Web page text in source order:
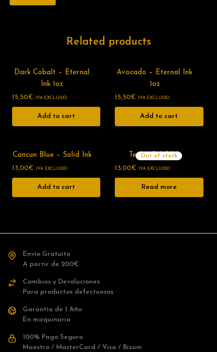
Related products
Dark Cobalt – Eternal
Ink 1oz
15,50€ IVA EXCLUIDO
Add to cart
Avocado – Eternal Ink
1oz
15,50€ IVA EXCLUIDO
Add to cart
Cancun Blue – Solid Ink
13,00€ IVA EXCLUIDO
Add to cart
Out of stock
Teal – Solid Ink
13,00€ IVA EXCLUIDO
Read more
Envío Gratuito
A partir de 200€
Cambios y Devoluciones
Para productos defectuosos
Garantía de 1 Año
En maquinaria
100% Pago Seguro
Maestro / MasterCard / Visa / Bizum